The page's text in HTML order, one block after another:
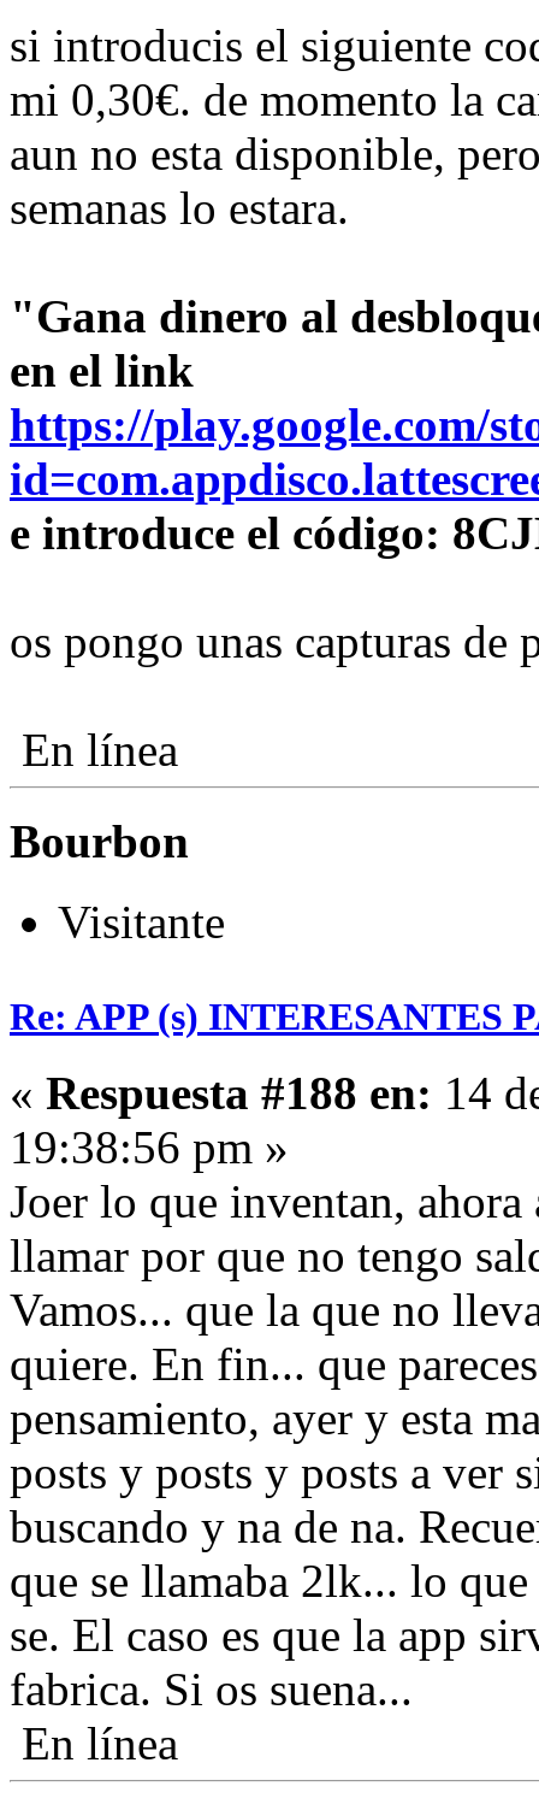
si introducis el siguiente
mi 0,30€. de momento la
aun no esta disponible,
semanas lo estara.
"Gana dinero al
en el link
https://play.google.com/
e introduce el código:
os pongo unas capturas de
En línea
Bourbon
Visitante
Re: APP (s) INTERESANTES
« Respuesta #188 en: 14
19:38:56 pm »
Joer lo que inventan,
llamar por que no tengo
Vamos... que la que no
quiere. En fin... que
pensamiento, ayer y esta
posts y posts y posts a ver
buscando y na de na.
que se llamaba 2lk... lo
se. El caso es que la app
fabrica. Si os suena...
En línea